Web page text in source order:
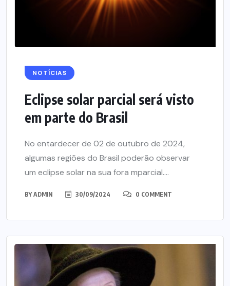
NOTÍCIAS
Eclipse solar parcial será visto
em parte do Brasil
No entardecer de 02 de outubro de 2024,
algumas regiões do Brasil poderão observar
um eclipse solar na sua fora mparcial....
BYADMIN 30/09/2024 0 COMMENT